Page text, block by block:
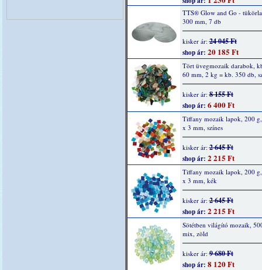
TTS® Glow and Go -
300 mm, 7 db
kisker ár:24 045 Ft
shop ár: 20 185 Ft
Tört üvegmozaik darabok,
60 mm, 2 kg = kb. 350 db,
kisker ár:8 155 Ft
shop ár: 6 400 Ft
Tiffany mozaik lapok, 200
x 3 mm, színes
kisker ár:2 645 Ft
shop ár: 2 215 Ft
Tiffany mozaik lapok, 200
x 3 mm, kék
kisker ár:2 645 Ft
shop ár: 2 215 Ft
Sötétben világító mozaik,
mix, zöld
kisker ár:9 680 Ft
shop ár: 8 120 Ft